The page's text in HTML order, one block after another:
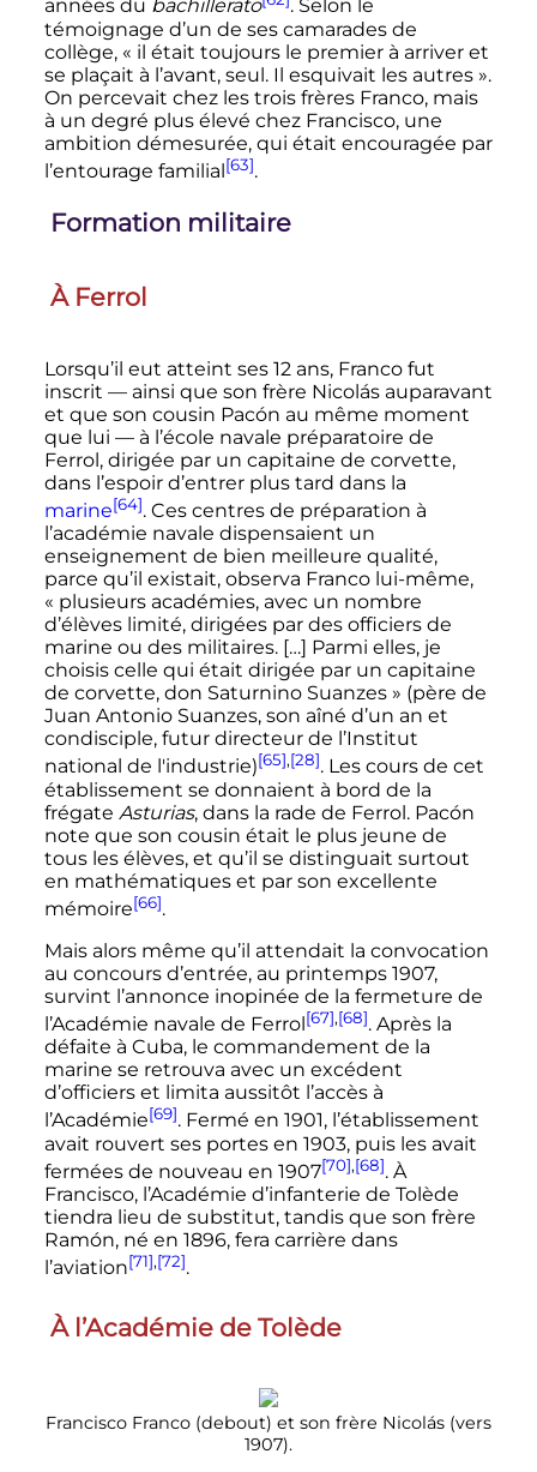
années du bachillerato
. Selon le
témoignage d’un de ses camarades de
collège, « il était toujours le premier à arriver et
se plaçait à l’avant, seul. Il esquivait les autres ».
On percevait chez les trois frères Franco, mais
à un degré plus élevé chez Francisco, une
ambition démesurée, qui était encouragée par
l’entourage familial[63].
Formation militaire
À Ferrol
Lorsqu’il eut atteint ses 12 ans, Franco fut
inscrit — ainsi que son frère Nicolás auparavant
et que son cousin Pacón au même moment
que lui — à l’école navale préparatoire de
Ferrol, dirigée par un capitaine de corvette,
dans l’espoir d’entrer plus tard dans la
marine[64]. Ces centres de préparation à
l’académie navale dispensaient un
enseignement de bien meilleure qualité,
parce qu’il existait, observa Franco lui-même,
« plusieurs académies, avec un nombre
d’élèves limité, dirigées par des officiers de
marine ou des militaires. […] Parmi elles, je
choisis celle qui était dirigée par un capitaine
de corvette, don Saturnino Suanzes » (père de
Juan Antonio Suanzes, son aîné d’un an et
condisciple, futur directeur de l’Institut
national de l'industrie)[65],[28]. Les cours de cet
établissement se donnaient à bord de la
frégate Asturias, dans la rade de Ferrol. Pacón
note que son cousin était le plus jeune de
tous les élèves, et qu’il se distinguait surtout
en mathématiques et par son excellente
mémoire[66].
Mais alors même qu’il attendait la convocation
au concours d’entrée, au printemps 1907,
survint l’annonce inopinée de la fermeture de
l’Académie navale de Ferrol [67],[68]. Après la
défaite à Cuba, le commandement de la
marine se retrouva avec un excédent
d’officiers et limita aussitôt l’accès à
l’Académie[69]. Fermé en 1901, l’établissement
avait rouvert ses portes en 1903, puis les avait
fermées de nouveau en 1907[70],[68]. À
Francisco, l’Académie d’infanterie de Tolède
tiendra lieu de substitut, tandis que son frère
Ramón, né en 1896, fera carrière dans
l’aviation[71],[72].
À l’Académie de Tolède
Francisco Franco (debout) et son frère Nicolás (vers
1907).